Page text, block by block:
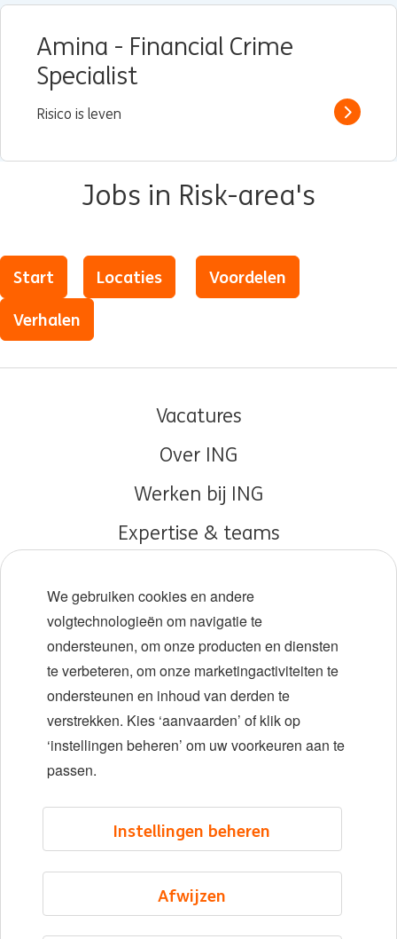
Amina - Financial Crime
Specialist
Risico is leven Read
Jobs in Risk-area's
Start Locaties
Voordelen
Verhalen
Vacatures
Over ING
Werken bij ING
Expertise & teams
Diversiteit en inclusie
Locaties
Evenementen
©2026 ING
Privacyverklaring
We gebruiken cookies en andere
volgtechnologieën om navigatie te
ondersteunen, om onze producten en diensten
te verbeteren, om onze marketingactiviteiten te
ondersteunen en inhoud van derden te
verstrekken. Kies ‘aanvaarden’ of klik op
‘instellingen beheren’ om uw voorkeuren aan te
passen.
Afwijzen
Instellingen beheren